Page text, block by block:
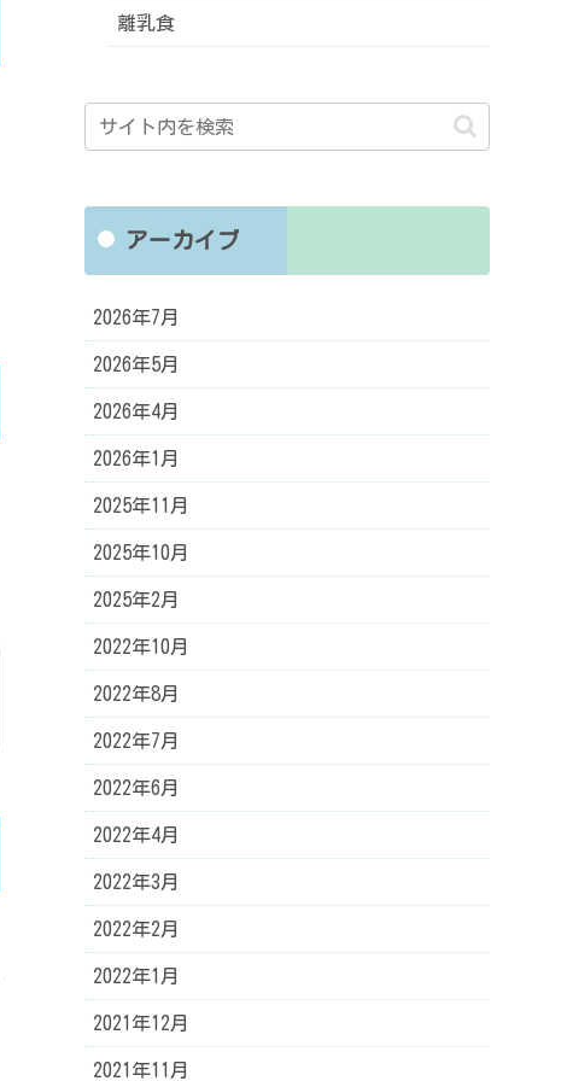
離乳食
アーカイブ
2026年7月
2026年5月
2026年4月
2026年1月
2025年11月
2025年10月
2025年2月
2022年10月
2022年8月
2022年7月
2022年6月
2022年4月
2022年3月
2022年2月
2022年1月
2021年12月
2021年11月